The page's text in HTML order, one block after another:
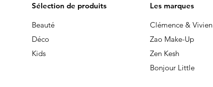
Sélection de produits Les marques
Beauté
Déco
Kids
Clémence & Vivien
Zao Make-Up
Zen Kesh
Bonjour Little